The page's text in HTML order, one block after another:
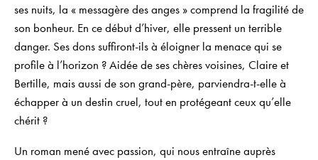
ses nuits, la « messagère des anges » comprend la fragilité de
son bonheur. En ce début d’hiver, elle pressent un terrible
danger. Ses dons suffiront-ils à éloigner la menace qui se
profile à l’horizon ? Aidée de ses chères voisines, Claire et
Bertille, mais aussi de son grand-père, parviendra-t-elle à
échapper à un destin cruel, tout en protégeant ceux qu’elle
chérit ?
Un roman mené avec passion, qui nous entraîne auprès